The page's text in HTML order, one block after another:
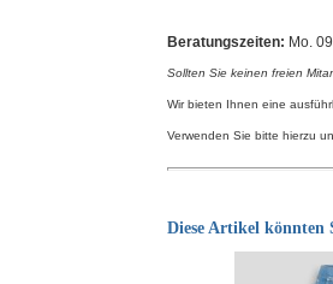
Beratungszeiten: Mo.
Sollten Sie keinen freien
Wir bieten Ihnen eine
Verwenden Sie bitte hierzu
Diese Artikel könnten